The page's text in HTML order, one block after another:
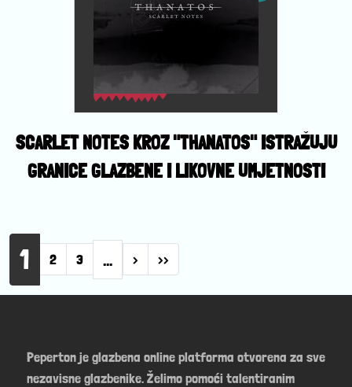
SCARLET NOTES KROZ "THANATOS" ISTRAŽUJU
GRANICE GLAZBENE I LIKOVNE UMJETNOSTI
Pagination
1 2 3 … › Next page
››
Peperton je glazbena online platforma otvorena za sve
nezavisne glazbenike. Želimo pomoći talentiranim